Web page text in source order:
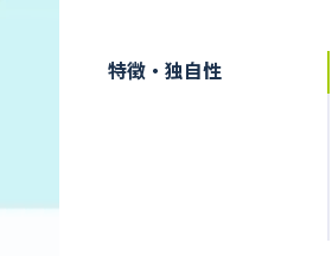
特徴・独自性